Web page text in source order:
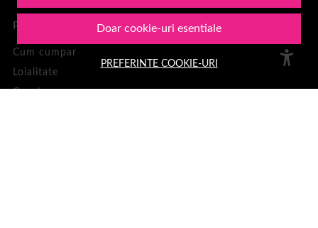
Doar cookie-uri esentiale
PREFERINTE COOKIE-URI
PLATA SI LIVRARE
Cum cumpar
Loialitate